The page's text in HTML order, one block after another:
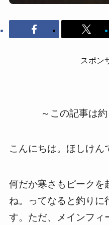
スポン
～この記事は
こんにちは。ほしけん
何だか寒さもピークを
ね。ってなると釣りに
す。ただ、メインフィ